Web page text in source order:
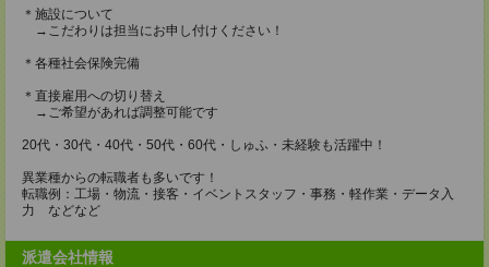
＊施設について
→こだわりは担当にお申し付けください！
＊各種社会保険完備
＊直接雇用への切り替え
→ご希望があれば調整可能です
20代・30代・40代・50代・60代・しゅふ・未経験も活躍中！
異業種からの転職者も多いです！
転職例：工場・物流・接客・イベントスタッフ・事務・軽作業・データ入
力 などなど
派遣会社情報